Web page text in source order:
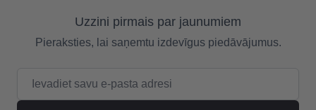
Uzzini pirmais par jaunumiem
Pieraksties, lai saņemtu izdevīgus piedāvājumus.